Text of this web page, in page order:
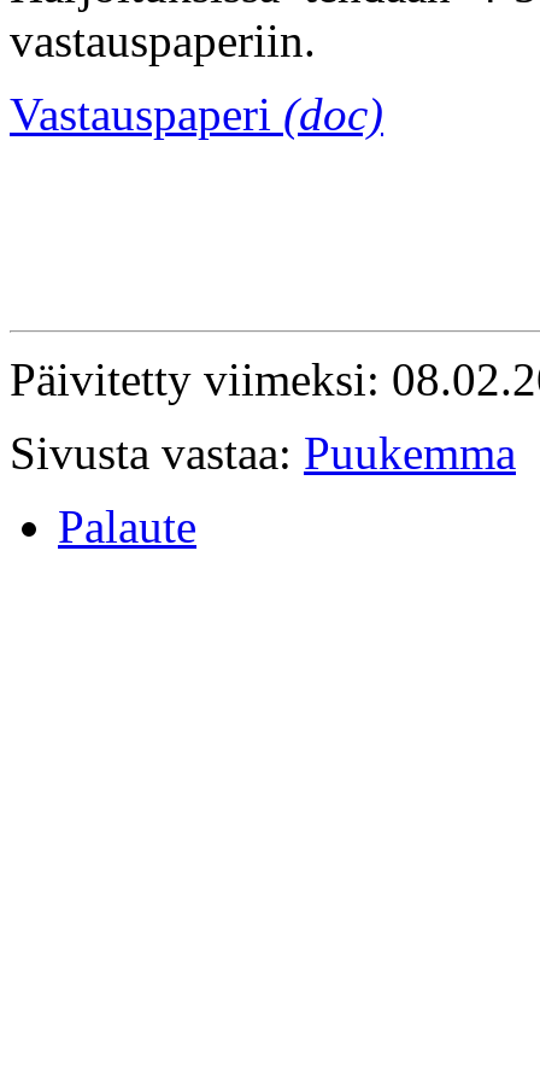
vastauspaperiin.
Vastauspaperi (doc)
Päivitetty viimeksi:
Sivusta vastaa: Puukemma
Palaute